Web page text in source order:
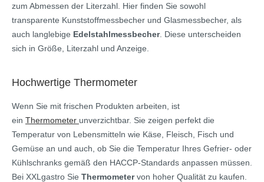
zum Abmessen der Literzahl. Hier finden Sie sowohl
transparente Kunststoffmessbecher und Glasmessbecher, als
auch langlebige Edelstahlmessbecher. Diese unterscheiden
sich in Größe, Literzahl und Anzeige.
Hochwertige Thermometer
Wenn Sie mit frischen Produkten arbeiten, ist
ein Thermometer unverzichtbar. Sie zeigen perfekt die
Temperatur von Lebensmitteln wie Käse, Fleisch, Fisch und
Gemüse an und auch, ob Sie die Temperatur Ihres Gefrier- oder
Kühlschranks gemäß den HACCP-Standards anpassen müssen.
Bei XXLgastro Sie Thermometervon hoher Qualität zu kaufen.